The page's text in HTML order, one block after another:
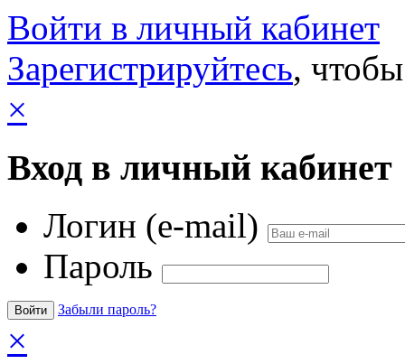
Войти в личный кабинет
Зарегистрируйтесь,
×
Вход в личный кабинет
Логин (e-mail)
Пароль
Забыли пароль?
×